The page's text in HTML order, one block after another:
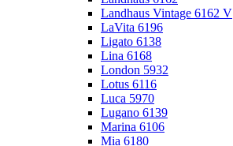
Landhaus Vintage 6162 V
LaVita 6196
Ligato 6138
Lina 6168
London 5932
Lotus 6116
Luca 5970
Lugano 6139
Marina 6106
Mia 6180